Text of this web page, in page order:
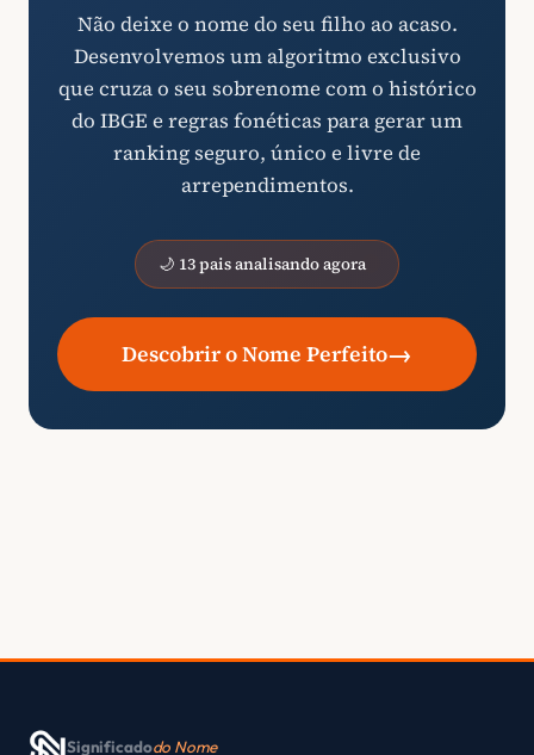
Não deixe o nome do seu filho ao acaso.
Desenvolvemos um algoritmo exclusivo
que cruza o seu sobrenome com o histórico
do IBGE e regras fonéticas para gerar um
ranking seguro, único e livre de
arrependimentos.
🌙 13 pais analisando agora
Descobrir o Nome Perfeito→
Significadodo Nome